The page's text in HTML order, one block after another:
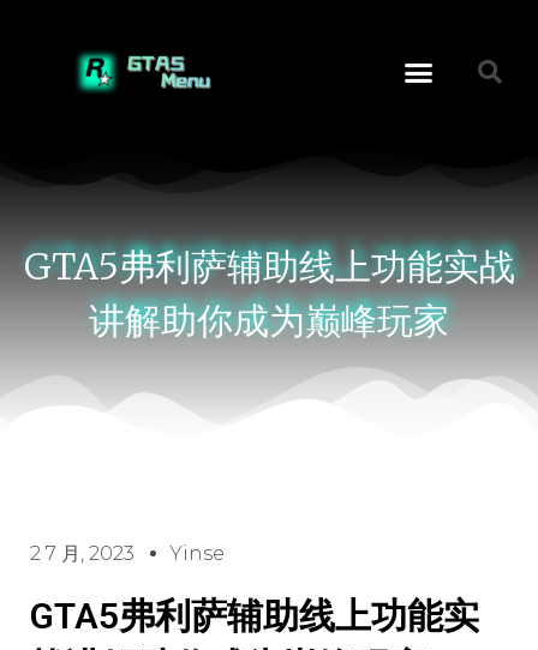
GTA5弗利萨辅助线上功能实战
讲解助你成为巅峰玩家
2 7 月, 2023 Yinse
GTA5弗利萨辅助线上功能实